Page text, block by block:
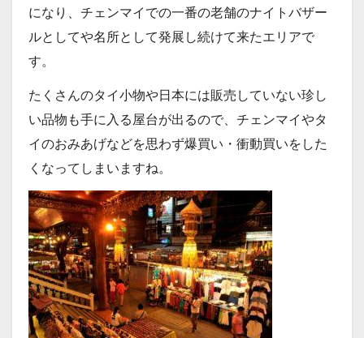
になり、チェンマイでの一番の老舗のナイトバザー
ルとしてや名所として発展し続けて来たエリアで
す。
たくさんのタイ小物や日本には販売していない珍し
い品物も手に入る屋台が出るので、チェンマイやタ
イのおみあげなどを思わず爆買い・衝動買いをした
くなってしまいますね。